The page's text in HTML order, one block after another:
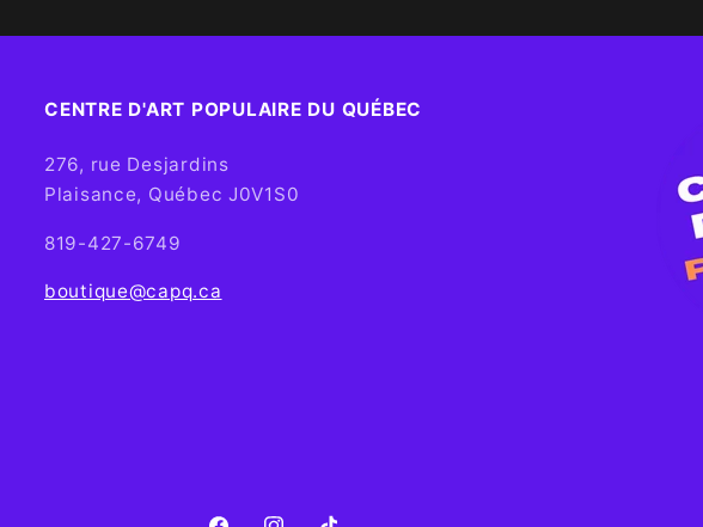
CENTRE D'ART POPULAIRE DU QUÉBEC
276, rue Desjardins
Plaisance, Québec J0V1S0
819-427-6749
boutique@capq.ca